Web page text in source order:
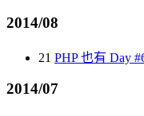
2014/08
21 PHP 也有 Day
2014/07